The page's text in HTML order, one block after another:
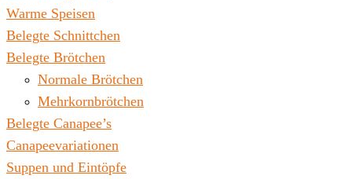
Warme Speisen
Belegte Schnittchen
Belegte Brötchen
Normale Brötchen
Mehrkornbrötchen
Belegte Canapee’s
Canapeevariationen
Suppen und Eintöpfe